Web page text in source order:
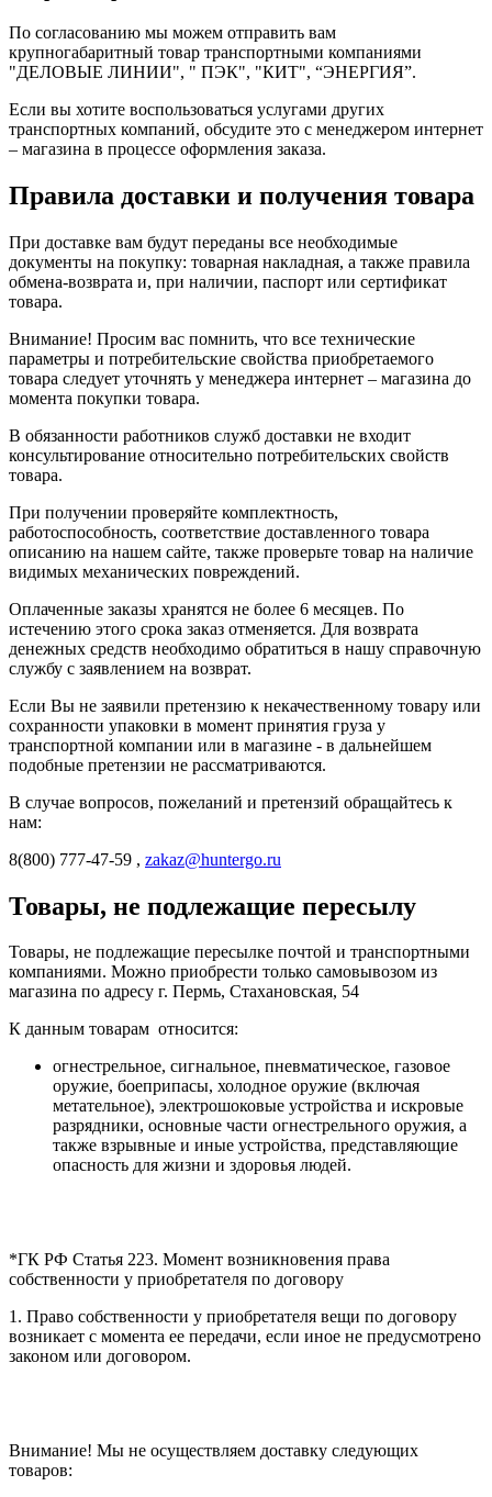
По согласованию мы можем отправить вам
крупногабаритный товар транспортными компаниями
"ДЕЛОВЫЕ ЛИНИИ", " ПЭК", "КИТ", “ЭНЕРГИЯ”.
Если вы хотите воспользоваться услугами других
транспортных компаний, обсудите это с менеджером интернет
– магазина в процессе оформления заказа.
Правила доставки и получения товара
При доставке вам будут переданы все необходимые
документы на покупку: товарная накладная, а также правила
обмена-возврата и, при наличии, паспорт или сертификат
товара.
Внимание! Просим вас помнить, что все технические
параметры и потребительские свойства приобретаемого
товара следует уточнять у менеджера интернет – магазина до
момента покупки товара.
В обязанности работников служб доставки не входит
консультирование относительно потребительских свойств
товара.
При получении проверяйте комплектность,
работоспособность, соответствие доставленного товара
описанию на нашем сайте, также проверьте товар на наличие
видимых механических повреждений.
Оплаченные заказы хранятся не более 6 месяцев. По
истечению этого срока заказ отменяется. Для возврата
денежных средств необходимо обратиться в нашу справочную
службу с заявлением на возврат.
Если Вы не заявили претензию к некачественному товару или
сохранности упаковки в момент принятия груза у
транспортной компании или в магазине - в дальнейшем
подобные претензии не рассматриваются.
В случае вопросов, пожеланий и претензий обращайтесь к
нам:
8(800) 777-47-59 , zakaz@huntergo.ru
Товары, не подлежащие пересылу
Товары, не подлежащие пересылке почтой и транспортными
компаниями. Можно приобрести только самовывозом из
магазина по адресу г. Пермь, Стахановская, 54
К данным товарам относится:
огнестрельное, сигнальное, пневматическое, газовое
оружие, боеприпасы, холодное оружие (включая
метательное), электрошоковые устройства и искровые
разрядники, основные части огнестрельного оружия, а
также взрывные и иные устройства, представляющие
опасность для жизни и здоровья людей.
*ГК РФ Статья 223. Момент возникновения права
собственности у приобретателя по договору
1. Право собственности у приобретателя вещи по договору
возникает с момента ее передачи, если иное не предусмотрено
законом или договором.
Внимание! Мы не осуществляем доставку следующих
товаров: